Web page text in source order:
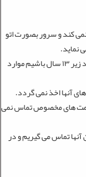
١٣ سال را جمع آوری نمی کند و سرور بصورت اتو
.
در موارد خاص که مجبور به جمع آوری اطلاعات شخصی افراد زیر ١٣ سال باشیم موارد
.
ارائه قیمت های مخصوص تماس نمی
١٣ سال اول با والدین آنها تماس می گیریم و در